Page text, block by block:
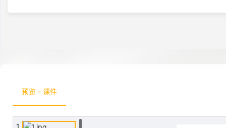
预览 - 课件
1